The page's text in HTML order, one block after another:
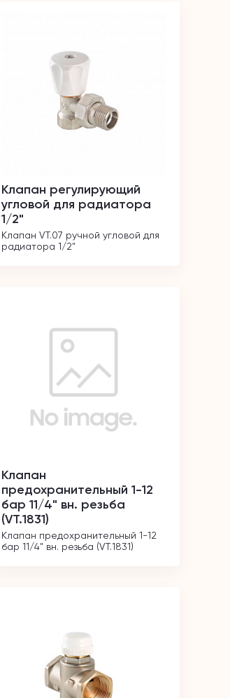
Клапан регулирующий
угловой для радиатора
1/2"
Клапан VT.07 ручной угловой для
радиатора 1/2"
Клапан
предохранительный 1-12
бар 11/4" вн. резьба
(VT.1831)
Клапан предохранительный 1-12
бар 11/4" вн. резьба (VT.1831)